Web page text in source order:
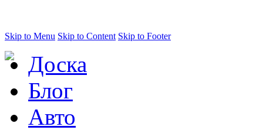
Skip to Menu Skip to Content Skip to Footer
Доска
Блог
Авто